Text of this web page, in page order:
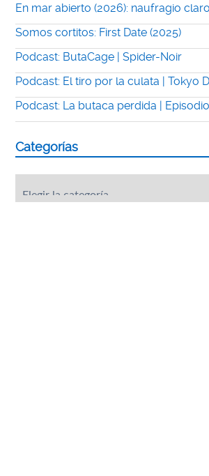
En mar abierto (2026): naufragio claro
Somos cortitos: First Date (2025)
Podcast: ButaCage | Spider-Noir
Podcast: El tiro por la culata | Tokyo
Podcast: La butaca perdida |
Categorías